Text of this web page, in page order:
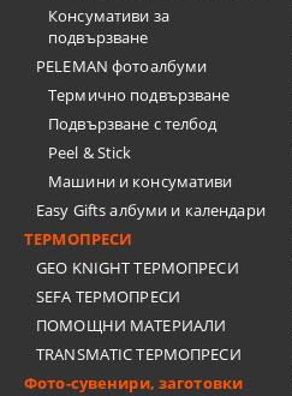
Консумативи за
подвързване
PELEMAN фотоалбуми
Термично подвързване
Подвързване с телбод
Peel & Stick
Машини и консумативи
Easy Gifts албуми и календари
ТЕРМОПРЕСИ
GEO KNIGHT ТЕРМОПРЕСИ
SEFA ТЕРМОПРЕСИ
ПОМОЩНИ МАТЕРИАЛИ
TRANSMATIC ТЕРМОПРЕСИ
Фото-сувенири, заготовки